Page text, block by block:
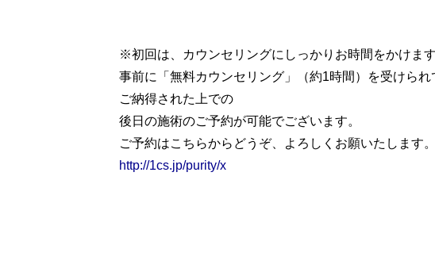
※初回は、カウンセリングにしっかりお時間をかけます
事前に「無料カウンセリング」（約1時間）を受けられ
ご納得された上での
後日の施術のご予約が可能でございます。
ご予約はこちらからどうぞ、よろしくお願いたします
http://1cs.jp/purity/x